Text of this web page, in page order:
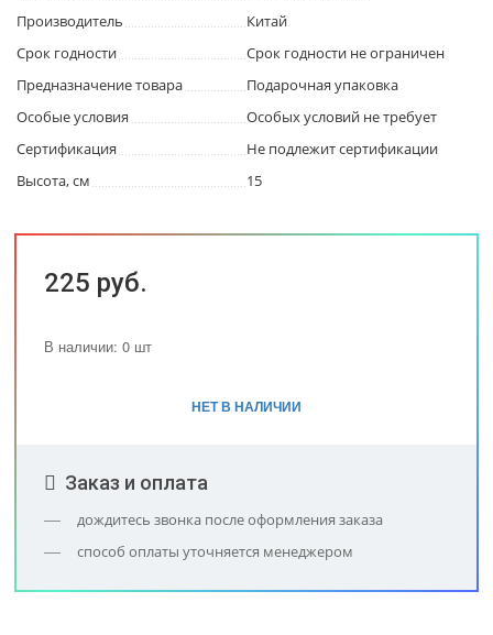
Производитель
Китай
Срок годности
Срок годности не ограничен
Предназначение товара
Подарочная упаковка
Особые условия
Особых условий не требует
Сертификация
Не подлежит сертификации
Высота, см
15
225 руб.
В наличии: 0 шт
НЕТ В НАЛИЧИИ
Заказ и оплата
дождитесь звонка после оформления заказа
способ оплаты уточняется менеджером